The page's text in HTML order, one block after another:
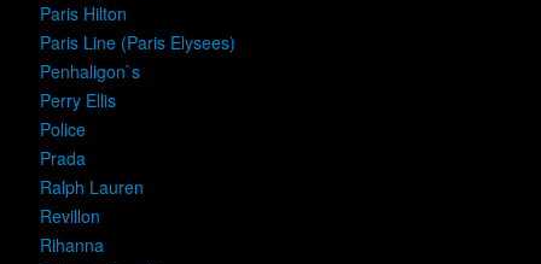
Paris Hilton
Paris Line (Paris Elysees)
Penhaligon`s
Perry Ellis
Police
Prada
Ralph Lauren
Revillon
Rihanna